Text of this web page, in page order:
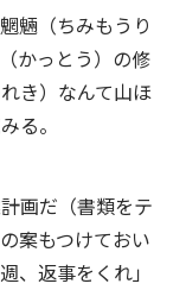
魎（ちみもうり
かっとう）の修
き）なんて山ほ
る。
画だ（書類をテ
案もつけておい
、返事をくれ」